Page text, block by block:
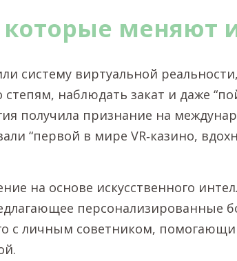
меняют
систему виртуальной
степям, наблюдать закат и даже
получила признание на
“первой в мире VR‑казино,
на основе искусственного
персонализированные
с личным советником,